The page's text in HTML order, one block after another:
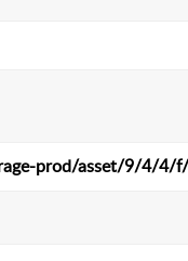
prod/asset/9/4/